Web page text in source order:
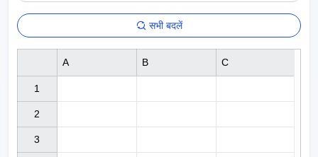
सभी बदलें
1
2
3
A B C